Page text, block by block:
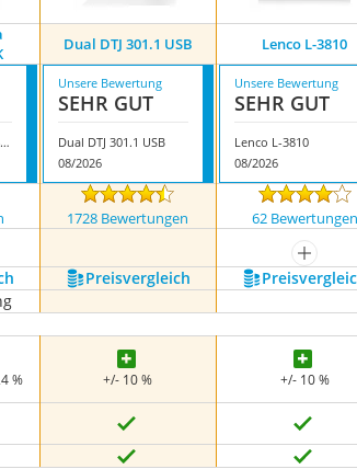
Dual DTJ 301.1 USB Lenco L-3810
Audio-Technica LP140XPBKEUK
Unsere Bewertung
SEHR GUT
Dual DTJ 301.1 USB
08/2026
Unsere Bewertung
SEHR GUT
Lenco L-3810
08/2026
1728 Bewertungen 62 Bewertungen
mehr
Preis­vergleich
% +/- 10 % +/- 10 %